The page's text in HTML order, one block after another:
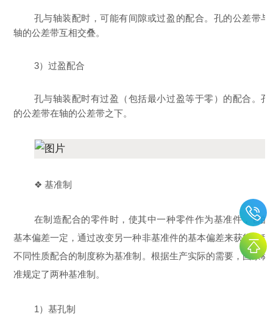
孔与轴装配时，可能有间隙或过盈的配合。孔的公差带与
轴的公差带互相交叠。
3）过盈配合
孔与轴装配时有过盈（包括最小过盈等于零）的配合。孔
的公差带在轴的公差带之下。
❖ 基准制
在制造配合的零件时，使其中一种零件作为基准件，它的
基本偏差一定，通过改变另一种非基准件的基本偏差来获得各种
不同性质配合的制度称为基准制。根据生产实际的需要，国家标
准规定了两种基准制。
1）基孔制